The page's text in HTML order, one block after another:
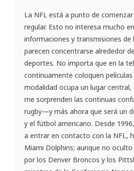
La NFL está a punto de
regular. Esto no interesa mucho
informaciones y transmisiones de
parecen concentrarse alrededor
deportes. No importa que en la
continuamente coloquen
modalidad ocupa un lugar
me sorprenden las continuas
rugby—y más ahora que será un
y el fútbol americano. Desde
a entrar en contacto con la NFL,
Miami Dolphins; aunque no
por los Denver Broncos y los